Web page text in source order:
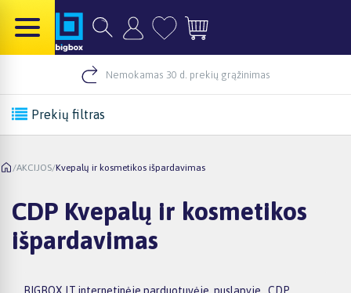
Nemokamas 30 d. prekių grąžinimas
Prekių filtras
/AKCIJOS/Kvepalų ir kosmetikos išpardavimas
CDP Kvepalų ir kosmetikos
išpardavimas